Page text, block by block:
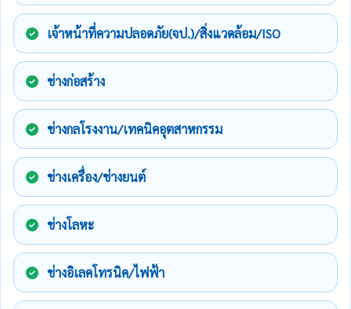
เจ้าหน้าที่ความปลอดภัย(จป.)/สิ่งแวดล้อม/ISO
ช่างก่อสร้าง
ช่างกลโรงงาน/เทคนิคอุตสาหกรรม
ช่างเครื่อง/ช่างยนต์
ช่างโลหะ
ช่างอิเลคโทรนิค/ไฟฟ้า